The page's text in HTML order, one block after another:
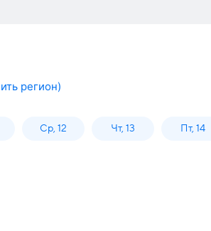
регион)
Ср, 12 Чт, 13 Пт, 14